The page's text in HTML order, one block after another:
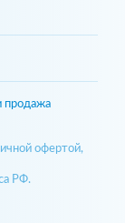
продажа
офертой,
РФ.